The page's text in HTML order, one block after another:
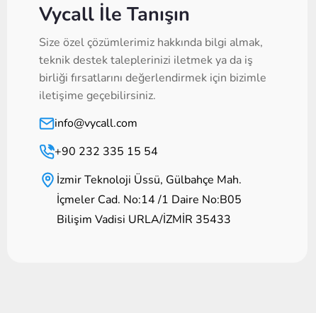
Vycall İle Tanışın
Size özel çözümlerimiz hakkında bilgi almak,
teknik destek taleplerinizi iletmek ya da iş
birliği fırsatlarını değerlendirmek için bizimle
iletişime geçebilirsiniz.
info@vycall.com
+90 232 335 15 54
İzmir Teknoloji Üssü, Gülbahçe Mah.
İçmeler Cad. No:14 /1 Daire No:B05
Bilişim Vadisi URLA/İZMİR 35433